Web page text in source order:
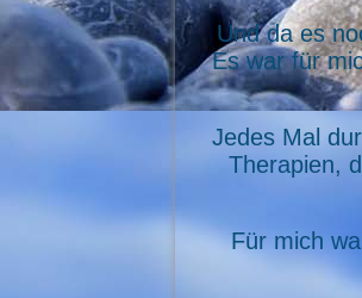
Und da es
Es war für
Jedes Mal
Therapien,
Für mich